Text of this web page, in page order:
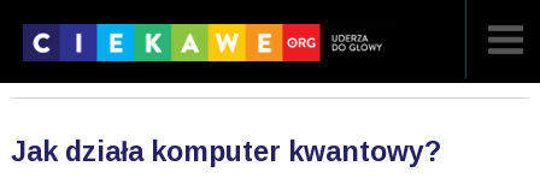
Jak działa komputer kwantowy?